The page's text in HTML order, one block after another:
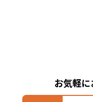
お気軽に